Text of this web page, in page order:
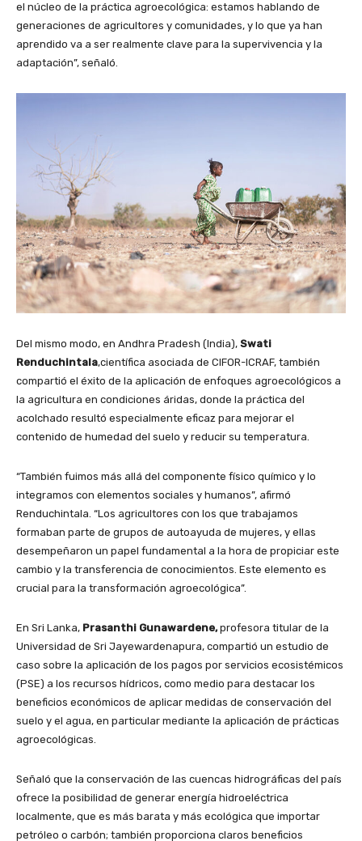
el núcleo de la práctica agroecológica: estamos hablando de
generaciones de agricultores y comunidades, y lo que ya han
aprendido va a ser realmente clave para la supervivencia y la
adaptación”, señaló.
Del mismo modo, en Andhra Pradesh (India), Swati
Renduchintala,científica asociada de CIFOR-ICRAF, también
compartió el éxito de la aplicación de enfoques agroecológicos a
la agricultura en condiciones áridas, donde la práctica del
acolchado resultó especialmente eficaz para mejorar el
contenido de humedad del suelo y reducir su temperatura.
“También fuimos más allá del componente físico químico y lo
integramos con elementos sociales y humanos”, afirmó
Renduchintala. “Los agricultores con los que trabajamos
formaban parte de grupos de autoayuda de mujeres, y ellas
desempeñaron un papel fundamental a la hora de propiciar este
cambio y la transferencia de conocimientos. Este elemento es
crucial para la transformación agroecológica”.
En Sri Lanka, Prasanthi Gunawardene,profesora titular de la
Universidad de Sri Jayewardenapura, compartió un estudio de
caso sobre la aplicación de los pagos por servicios ecosistémicos
(PSE) a los recursos hídricos, como medio para destacar los
beneficios económicos de aplicar medidas de conservación del
suelo y el agua, en particular mediante la aplicación de prácticas
agroecológicas.
Señaló que la conservación de las cuencas hidrográficas del país
ofrece la posibilidad de generar energía hidroeléctrica
localmente, que es más barata y más ecológica que importar
petróleo o carbón; también proporciona claros beneficios